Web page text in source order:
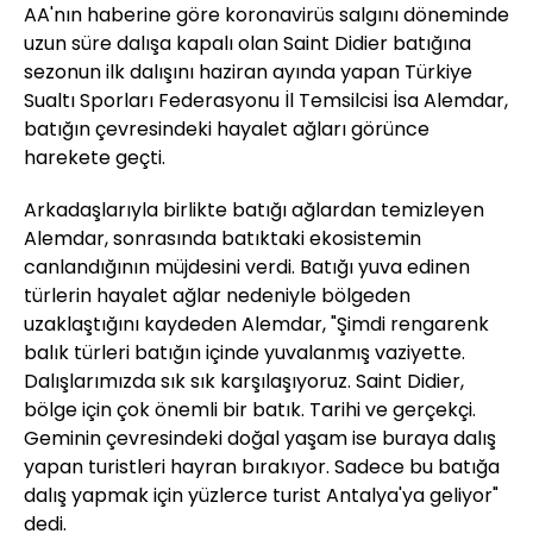
AA'nın haberine göre koronavirüs salgını döneminde
uzun süre dalışa kapalı olan Saint Didier batığına
sezonun ilk dalışını haziran ayında yapan Türkiye
Sualtı Sporları Federasyonu İl Temsilcisi İsa Alemdar,
batığın çevresindeki hayalet ağları görünce
harekete geçti.
Arkadaşlarıyla birlikte batığı ağlardan temizleyen
Alemdar, sonrasında batıktaki ekosistemin
canlandığının müjdesini verdi. Batığı yuva edinen
türlerin hayalet ağlar nedeniyle bölgeden
uzaklaştığını kaydeden Alemdar, "Şimdi rengarenk
balık türleri batığın içinde yuvalanmış vaziyette.
Dalışlarımızda sık sık karşılaşıyoruz. Saint Didier,
bölge için çok önemli bir batık. Tarihi ve gerçekçi.
Geminin çevresindeki doğal yaşam ise buraya dalış
yapan turistleri hayran bırakıyor. Sadece bu batığa
dalış yapmak için yüzlerce turist Antalya'ya geliyor"
dedi.